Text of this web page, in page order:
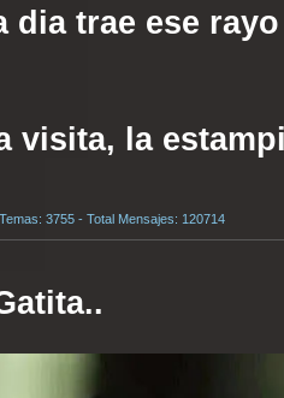
dia trae ese
visita, la
3755 - Total Mensajes: 120714